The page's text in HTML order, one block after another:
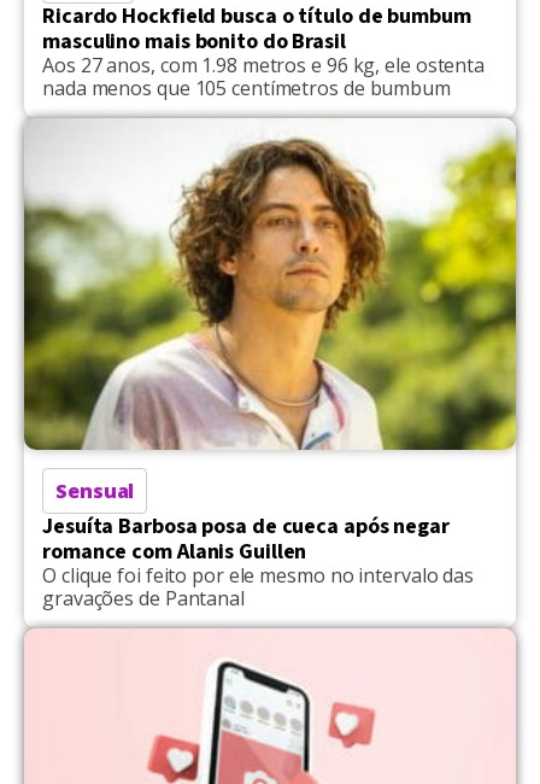
Ricardo Hockfield busca o título de bumbum
masculino mais bonito do Brasil
Aos 27 anos, com 1.98 metros e 96 kg, ele ostenta
nada menos que 105 centímetros de bumbum
Sensual
Jesuíta Barbosa posa de cueca após negar
romance com Alanis Guillen
O clique foi feito por ele mesmo no intervalo das
gravações de Pantanal